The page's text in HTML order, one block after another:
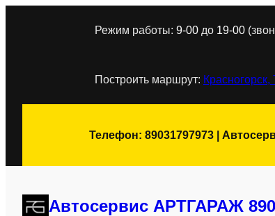
Режим работы: 9-00 до 19-00
Построить маршрут:
Телефон: 89031797973 |
Автосервис АРТГАРАЖ